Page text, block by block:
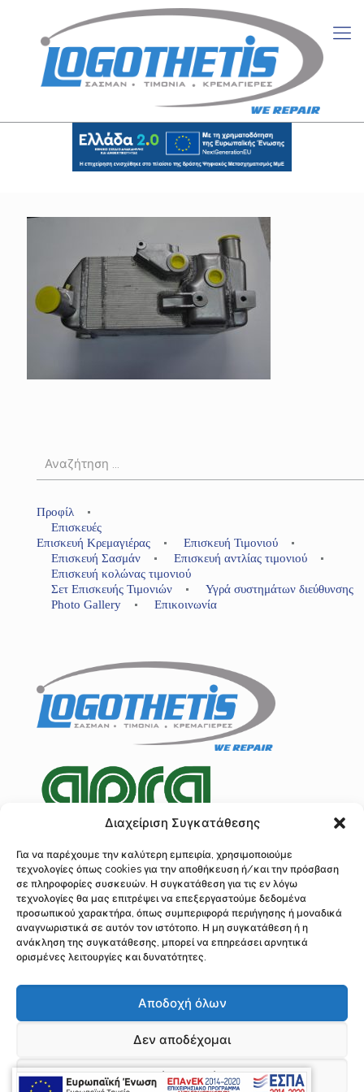
Διαχείριση Συγκατάθεσης
Για να παρέχουμε την καλύτερη εμπειρία, χρησιμοποιούμε
τεχνολογίες όπως cookies για την αποθήκευση ή/και την πρόσβαση
σε πληροφορίες συσκευών. Η συγκατάθεση για τις εν λόγω
τεχνολογίες θα μας επιτρέψει να επεξεργαστούμε δεδομένα
προσωπικού χαρακτήρα, όπως συμπεριφορά περιήγησης ή μοναδικά
αναγνωριστικά σε αυτόν τον ιστότοπο. Η μη συγκατάθεση ή η
ανάκληση της συγκατάθεσης, μπορεί να επηρεάσει αρνητικά
ορισμένες λειτουργίες και δυνατότητες.
Αποδοχή όλων
Δεν αποδέχομαι
Προβολή προτιμήσεων
Προφίλ
Επισκευές
Επισκευή Κρεμαγιέρας
Επισκευή Τιμονιού
Επισκευή Σασμάν
Επισκευή αντλίας τιμονιού
Επισκευή κολώνας τιμονιού
Σετ Επισκευής Τιμονιών
Υγρά συστημάτων διεύθυνσης
Photo Gallery
Επικοινωνία
Πολιτική Προστασίας Δεδομένων
Ανάλυση Cookies
Τηλ.: 210 34 22 310, 210 5243281 Fax: 210 52 29 726 | Υποκατάστημα
Διεύθυνση: Φρανκλίνου Ρούσβελτ 138 Δ, Τ.Κ. 3045, Λεμεσός Κύπρος
Τηλέφωνο: 0035799386494 Email: if.logothetis@gmail.com,
All Rights Reserved | Power by